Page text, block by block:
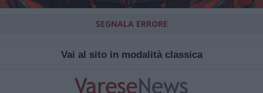
SEGNALA ERRORE
Vai al sito in modalità classica